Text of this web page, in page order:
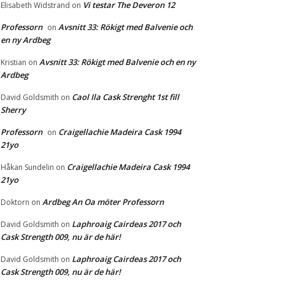
Elisabeth Widstrand on Vi testar The Deveron 12
Professorn on Avsnitt 33: Rökigt med Balvenie och
en ny Ardbeg
Kristian on Avsnitt 33: Rökigt med Balvenie och en ny
Ardbeg
David Goldsmith on Caol Ila Cask Strenght 1st fill
Sherry
Professorn on Craigellachie Madeira Cask 1994
21yo
Håkan Sundelin on Craigellachie Madeira Cask 1994
21yo
Doktorn on Ardbeg An Oa möter Professorn
David Goldsmith on Laphroaig Cairdeas 2017 och
Cask Strength 009, nu är de här!
David Goldsmith on Laphroaig Cairdeas 2017 och
Cask Strength 009, nu är de här!